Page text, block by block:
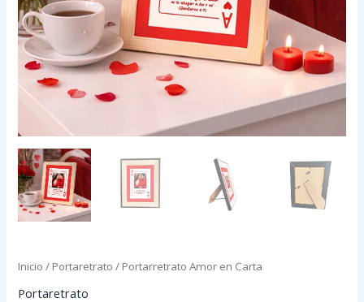
Inicio / Portaretrato / Portarretrato Amor en Carta
Portaretrato